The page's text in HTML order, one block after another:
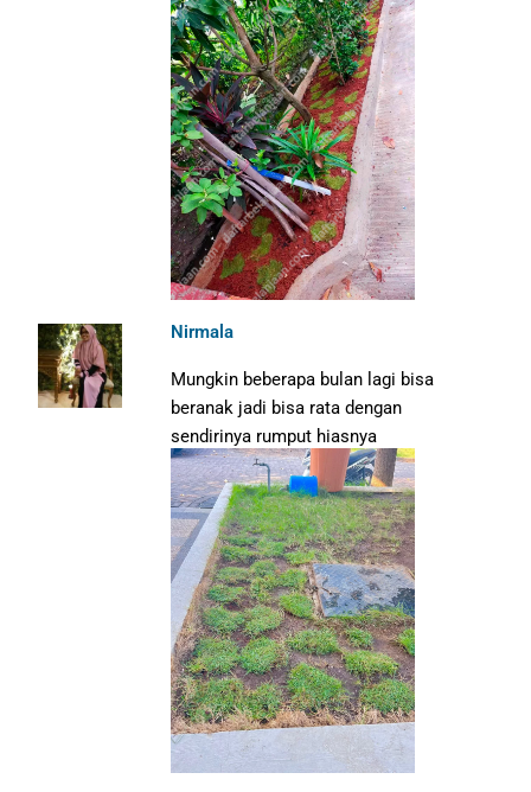
Nirmala
Mungkin beberapa bulan lagi bisa
beranak jadi bisa rata dengan
sendirinya rumput hiasnya